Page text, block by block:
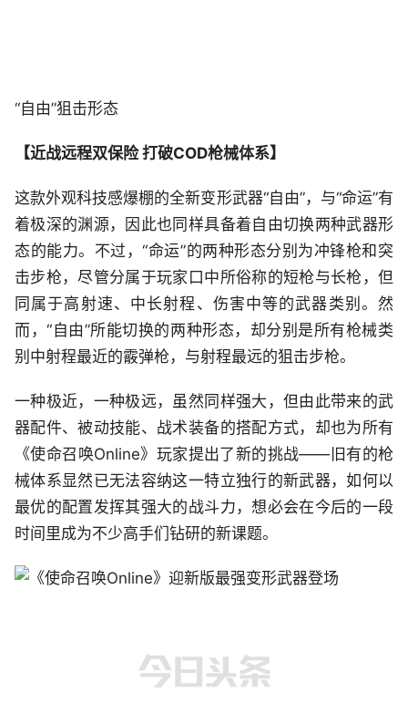
“自由”狙击形态
【近战远程双保险 打破COD枪械体系】
这款外观科技感爆棚的全新变形武器“自由”，与“命运”有
着极深的渊源，因此也同样具备着自由切换两种武器形
态的能力。不过，“命运”的两种形态分别为冲锋枪和突
击步枪，尽管分属于玩家口中所俗称的短枪与长枪，但
同属于高射速、中长射程、伤害中等的武器类别。然
而，“自由”所能切换的两种形态，却分别是所有枪械类
别中射程最近的霰弹枪，与射程最远的狙击步枪。
一种极近，一种极远，虽然同样强大，但由此带来的武
器配件、被动技能、战术装备的搭配方式，却也为所有
《使命召唤Online》玩家提出了新的挑战——旧有的枪
械体系显然已无法容纳这一特立独行的新武器，如何以
最优的配置发挥其强大的战斗力，想必会在今后的一段
时间里成为不少高手们钻研的新课题。